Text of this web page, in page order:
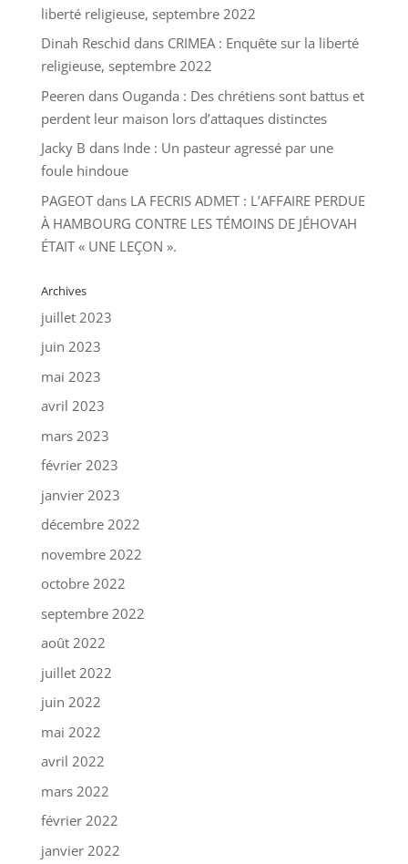
liberté religieuse, septembre 2022
Dinah Reschid dans CRIMEA : Enquête sur la liberté
religieuse, septembre 2022
Peeren dans Ouganda : Des chrétiens sont battus et
perdent leur maison lors d’attaques distinctes
Jacky B dans Inde : Un pasteur agressé par une
foule hindoue
PAGEOTdans LA FECRIS ADMET : L’AFFAIRE PERDUE
À HAMBOURG CONTRE LES TÉMOINS DE JÉHOVAH
ÉTAIT « UNE LEÇON ».
Archives
juillet 2023
juin 2023
mai 2023
avril 2023
mars 2023
février 2023
janvier 2023
décembre 2022
novembre 2022
octobre 2022
septembre 2022
août 2022
juillet 2022
juin 2022
mai 2022
avril 2022
mars 2022
février 2022
janvier 2022